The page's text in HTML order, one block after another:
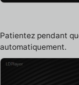
Patientez pendant
automatiquement.